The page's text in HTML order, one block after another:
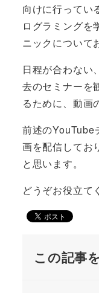
向けに行ってい
ログラミングを
ニックについて
日程が合わない
去のセミナーを
るために、動画
前述のYouTube
画を配信してお
と思います。
どうぞお役立て
この記事